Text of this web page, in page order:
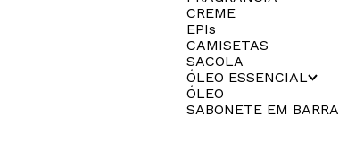
CREME
EPIs
CAMISETAS
SACOLA
ÓLEO ESSENCIAL
ÓLEO
SABONETE EM BARRA